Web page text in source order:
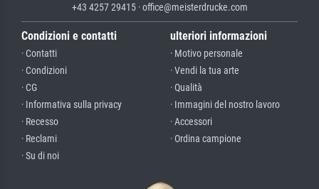
+43 4257 29415 · office@meisterdrucke.com
Condizioni e contatti
· Contatti
· Condizioni
· CG
· Informativa sulla privacy
· Recesso
· Reclami
· Su di noi
ulteriori informazioni
· Motivo personale
· Vendi la tua arte
· Qualità
· Immagini del nostro lavoro
· Accessori
· Ordina campione